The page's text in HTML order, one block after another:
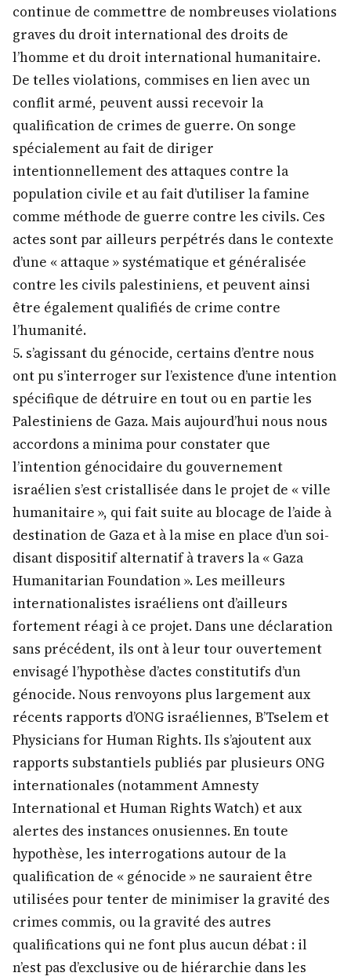
continue de commettre de nombreuses violations
graves du droit international des droits de
l’homme et du droit international humanitaire.
De telles violations, commises en lien avec un
conflit armé, peuvent aussi recevoir la
qualification de crimes de guerre. On songe
spécialement au fait de diriger
intentionnellement des attaques contre la
population civile et au fait d’utiliser la famine
comme méthode de guerre contre les civils. Ces
actes sont par ailleurs perpétrés dans le contexte
d’une « attaque » systématique et généralisée
contre les civils palestiniens, et peuvent ainsi
être également qualifiés de crime contre
l’humanité.
5. s’agissant du génocide, certains d’entre nous
ont pu s’interroger sur l’existence d’une intention
spécifique de détruire en tout ou en partie les
Palestiniens de Gaza. Mais aujourd’hui nous nous
accordons a minima pour constater que
l’intention génocidaire du gouvernement
israélien s’est cristallisée dans le projet de « ville
humanitaire », qui fait suite au blocage de l’aide à
destination de Gaza et à la mise en place d’un soi-
disant dispositif alternatif à travers la « Gaza
Humanitarian Foundation ». Les meilleurs
internationalistes israéliens ont d’ailleurs
fortement réagi à ce projet. Dans une déclaration
sans précédent, ils ont à leur tour ouvertement
envisagé l’hypothèse d’actes constitutifs d’un
génocide. Nous renvoyons plus largement aux
récents rapports d’ONG israéliennes, B’Tselem et
Physicians for Human Rights. Ils s’ajoutent aux
rapports substantiels publiés par plusieurs ONG
internationales (notamment Amnesty
International et Human Rights Watch) et aux
alertes des instances onusiennes. En toute
hypothèse, les interrogations autour de la
qualification de « génocide » ne sauraient être
utilisées pour tenter de minimiser la gravité des
crimes commis, ou la gravité des autres
qualifications qui ne font plus aucun débat : il
n’est pas d’exclusive ou de hiérarchie dans les